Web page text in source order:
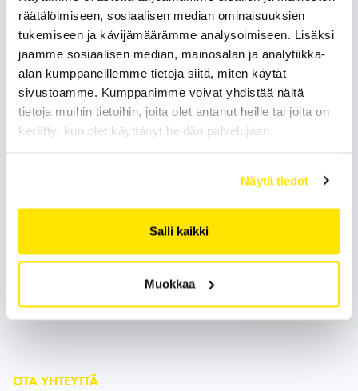
räätälöimiseen, sosiaalisen median ominaisuuksien
tukemiseen ja kävijämäärämme analysoimiseen. Lisäksi
jaamme sosiaalisen median, mainosalan ja analytiikka-
alan kumppaneillemme tietoja siitä, miten käytät
sivustoamme. Kumppanimme voivat yhdistää näitä
tietoja muihin tietoihin, joita olet antanut heille tai joita on
kerätty, kun olet käyttänyt heidän palvelujaan.
Näytä tiedot
Salli kaikki
Muokkaa
syytä miksi se kannattaa nyt
Vanhojen tuotantokoneiden romuttaminen. Osa 3:
Näin valitset oikean romuttajan
Soita Jätä soittopyyntö
Yhteystiedot
OTA YHTEYTTÄ